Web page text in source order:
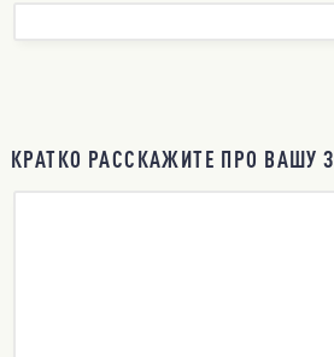
КРАТКО РАССКАЖИТЕ ПРО ВАШУ